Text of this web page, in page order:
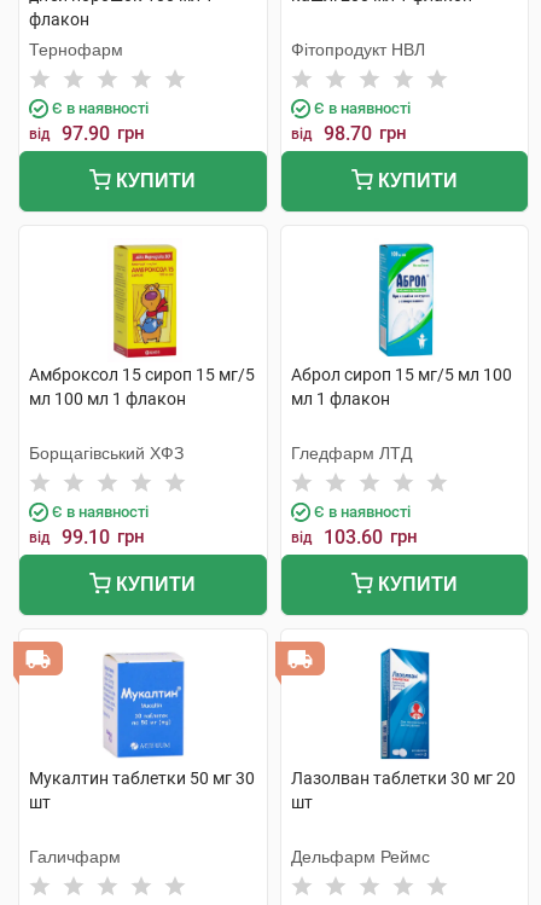
флакон
Тернофарм
Є в наявності
від 97.90 грн
КУПИТИ
Фітопродукт НВЛ
Є в наявності
від 98.70 грн
КУПИТИ
Амброксол 15 сироп 15 мг/5
мл 100 мл 1 флакон
Борщагівський ХФЗ
Є в наявності
від 99.10 грн
КУПИТИ
Аброл сироп 15 мг/5 мл 100
мл 1 флакон
Гледфарм ЛТД
Є в наявності
від 103.60 грн
КУПИТИ
Мукалтин таблетки 50 мг 30
шт
Галичфарм
Лазолван таблетки 30 мг 20
шт
Дельфарм Реймс